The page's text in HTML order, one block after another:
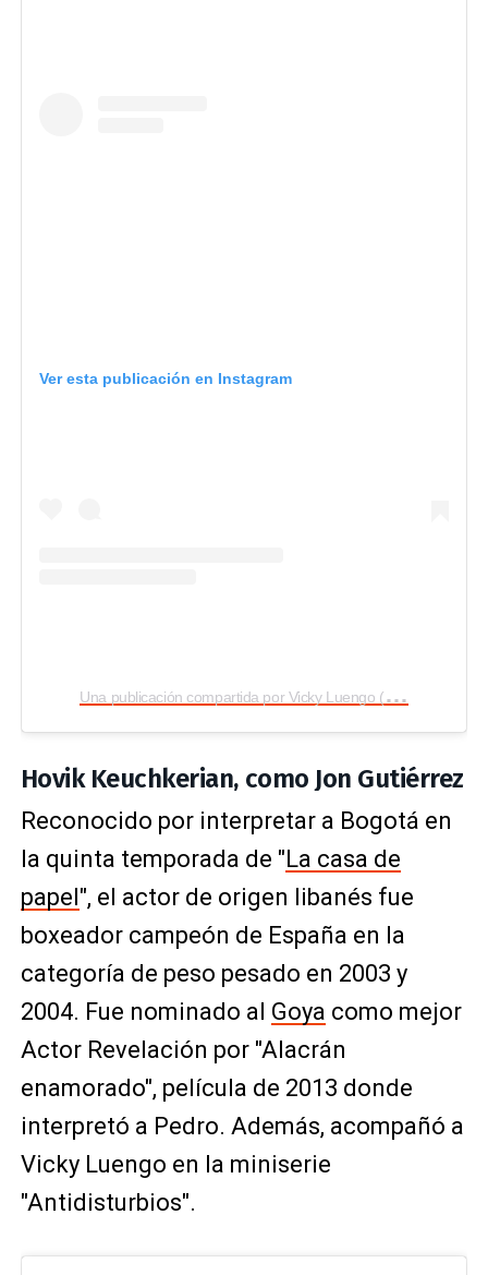
Ver esta publicación en Instagram
U
na publicación compartida por Vicky Luengo (@vickyluengo)
Hovik Keuchkerian, como Jon Gutiérrez
Reconocido por interpretar a Bogotá en
la quinta temporada de "La casa de
papel", el actor de origen libanés fue
boxeador campeón de España en la
categoría de peso pesado en 2003 y
2004. Fue nominado al Goya como mejor
Actor Revelación por "Alacrán
enamorado", película de 2013 donde
interpretó a Pedro. Además, acompañó a
Vicky Luengo en la miniserie
"Antidisturbios".